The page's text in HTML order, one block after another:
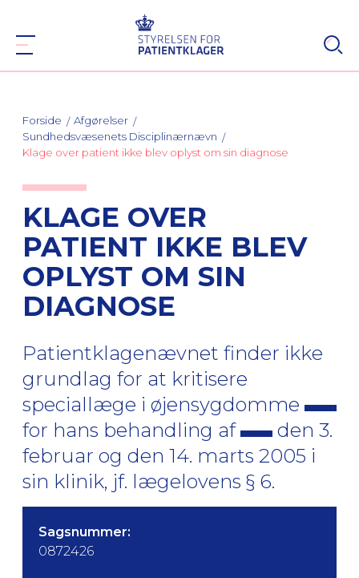
Forside
Afgørelser
Sundhedsvæsenets Disciplinærnævn
Klage over patient ikke blev oplyst om sin diagnose
KLAGE OVER
PATIENT IKKE BLEV
OPLYST OM SIN
DIAGNOSE
Patientklagenævnet finder ikke
grundlag for at kritisere
speciallæge i øjensygdomme
for hans behandling af
den 3.
februar og den 14. marts 2005 i
sin klinik, jf. lægelovens § 6.
Sagsnummer:
0872426